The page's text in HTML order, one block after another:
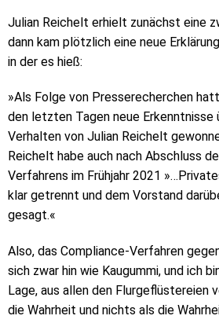
Julian Reichelt erhielt zunächst eine
dann kam plötzlich eine neue
in der es hieß:
»Als Folge von Presserecherchen
den letzten Tagen neue Erkenntnisse
Verhalten von Julian Reichelt
Reichelt habe auch nach Abschluss
Verfahrens im Frühjahr 2021
klar getrennt und dem Vorstand
gesagt.«
Also, das Compliance-Verfahren
sich zwar hin wie Kaugummi, und ich
Lage, aus allen den Flurgeflüstereien
die Wahrheit und nichts als die